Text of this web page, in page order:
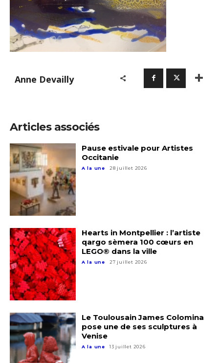
Anne Devailly
Articles associés
Pause estivale pour Artistes
Occitanie
A la une 28 juillet 2026
Hearts in Montpellier : l’artiste
qargo sèmera 100 cœurs en
LEGO® dans la ville
A la une 27 juillet 2026
Le Toulousain James Colomina
pose une de ses sculptures à
Venise
A la une 13 juillet 2026